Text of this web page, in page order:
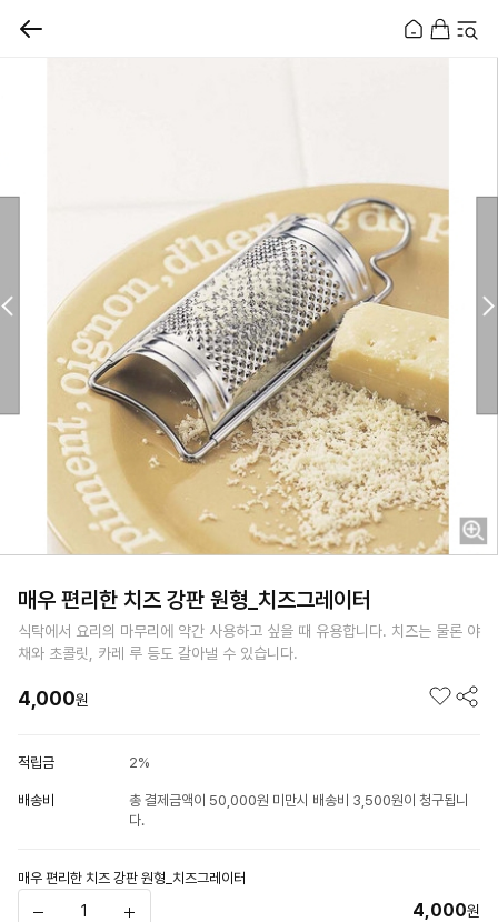
매우 편리한 치즈 강판 원형_치즈그레이터
식탁에서 요리의 마무리에 약간 사용하고 싶을 때 유용합니다. 치즈는 물론 야
채와 초콜릿, 카레 루 등도 갈아낼 수 있습니다.
4,000원
적립금 2%
배송비
총 결제금액이 50,000원 미만시 배송비 3,500원이 청구됩니
다.
매우 편리한 치즈 강판 원형_치즈그레이터
4,000원